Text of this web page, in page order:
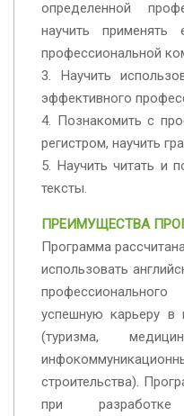
определенной
научить
профессиональной
3. Научить
эффективного
4. Познакомить с
регистром, научить
5. Научить читать и
тексты.
ПРЕИМУЩЕСТВА
Программа
использовать
успешную карьеру в
(туризма,
строительства).
при